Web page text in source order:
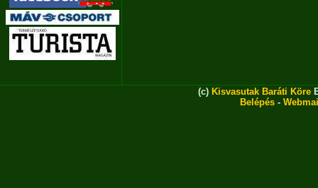
(c) Kisvasutak Baráti Köre
Belépés -